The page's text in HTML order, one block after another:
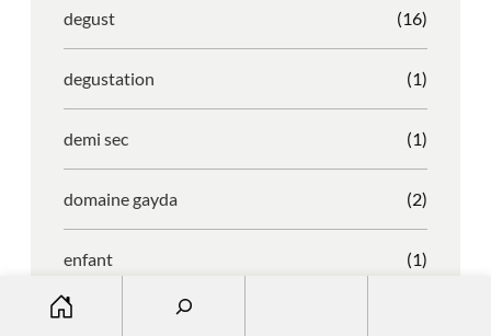
degust (16)
degustation (1)
demi sec (1)
domaine gayda (2)
enfant (1)
entreprise